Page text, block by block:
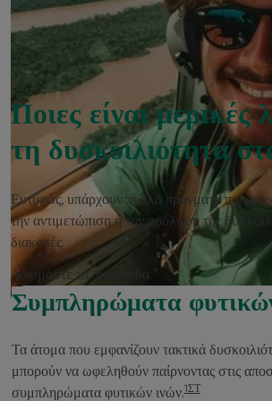
Ποιες είναι μερικές
τη δυσκοιλιότητα
Ευτυχώς, υπάρχουν πολλά πράγματα που
την αντιμετώπιση ή την πρόληψη της
διακοπές.
Δοκιμάστε τα ακόλουθα:
Συμπληρώματα
Τα άτομα που εμφανίζουν τακτικά
μπορούν να ωφεληθούν παίρνοντας στις
συμπληρώματα φυτικών ινών.1ΣΤ